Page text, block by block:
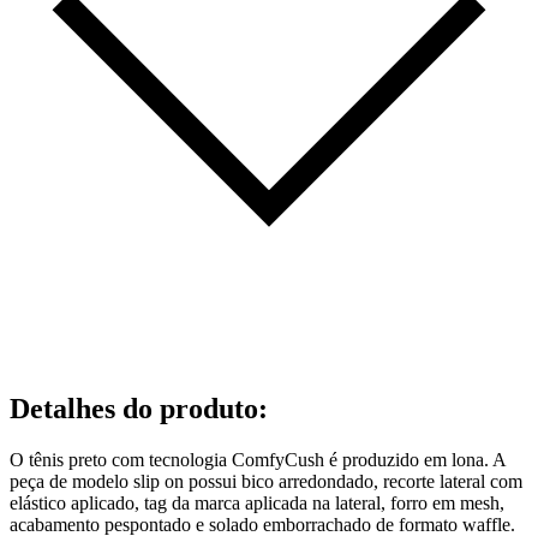
Detalhes do produto:
O tênis preto com tecnologia ComfyCush é produzido em lona. A
peça de modelo slip on possui bico arredondado, recorte lateral com
elástico aplicado, tag da marca aplicada na lateral, forro em mesh,
acabamento pespontado e solado emborrachado de formato waffle.